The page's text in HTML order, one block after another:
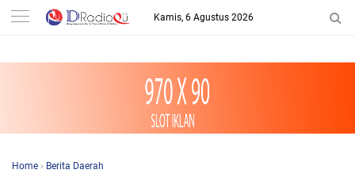
-->
Kamis, 6 Agustus 2026
Home › Berita Daerah